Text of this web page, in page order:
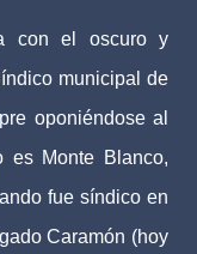
con el oscuro y
municipal de
oponiéndose al
es Monte Blanco,
fue síndico en
Caramón (hoy